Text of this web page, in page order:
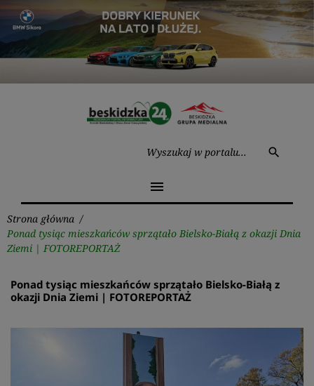
Przejdź
treści
search
menu
Strona główna /
Ponad tysiąc mieszkańców sprzątało Bielsko-Białą z okazji Dnia
Ziemi | FOTOREPORTAŻ
Ponad tysiąc mieszkańców sprzątało Bielsko-Białą z
okazji Dnia Ziemi | FOTOREPORTAŻ